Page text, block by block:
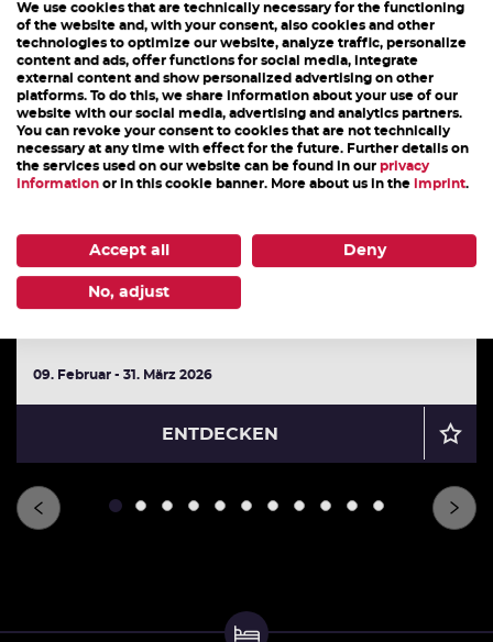
ANSPRUCHSVOLLE SKITOUR MIT BERG-
UND SKIFÜHRER
Saalfelden Leogang und Pinzau. Je nach
Anforderungen und Verhältnissen wird eine
09. Februar - 31. März 2026
ENTDECKEN
2 3 4 5 6 7 8 9 10 11
We use cookies that are technically necessary for the functioning
of the website and, with your consent, also cookies and other
technologies to optimize our website, analyze traffic, personalize
content and ads, offer functions for social media, integrate
external content and show personalized advertising on other
platforms. To do this, we share information about your use of our
website with our social media, advertising and analytics partners.
You can revoke your consent to cookies that are not technically
necessary at any time with effect for the future. Further details on
the services used on our website can be found in our privacy
information or in this cookie banner. More about us in the imprint.
Accept all Deny
No, adjust